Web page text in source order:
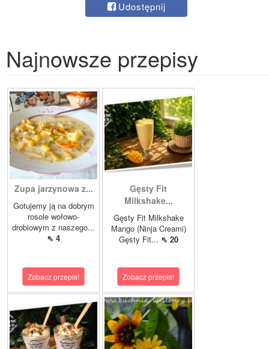
Udostępnij
Najnowsze przepisy
Zupa jarzynowa z...
Gotujemy ją na dobrym
rosole wołowo-
drobiowym z naszego...
⇖ 4
Zobacz przepis!
Gęsty Fit
Milkshake...
Gęsty Fit Milkshake
Mango (Ninja Creami)
Gęsty Fit... ⇖ 20
Zobacz przepis!